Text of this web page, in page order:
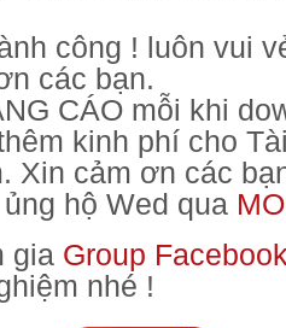
công ! luôn vui
các bạn.
CÁO mỗi khi
kinh phí cho
Xin cảm ơn các
hộ Wed qua
gia Group
nhé !